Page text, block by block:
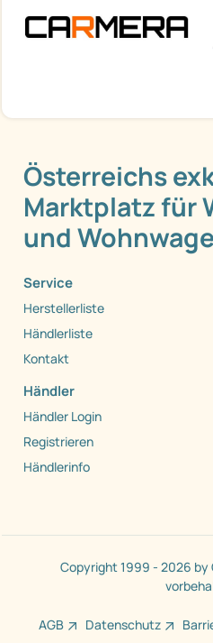
Österreichs
Marktplatz für
und
Service
Herstellerliste
Händlerliste
Kontakt
Händler
Händler Login
Registrieren
Händlerinfo
Copyright 1999 - 2026 by
AGB Datenschutz